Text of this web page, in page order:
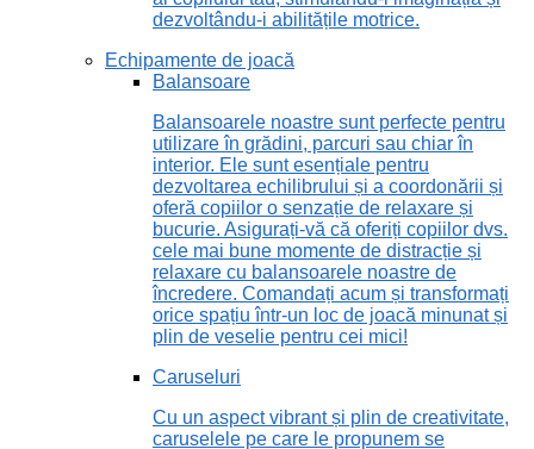
dezvoltându-i abilitățile motrice.
Echipamente de joacă
Balansoare
Balansoarele noastre sunt perfecte pentru
utilizare în grădini, parcuri sau chiar în
interior. Ele sunt esențiale pentru
dezvoltarea echilibrului și a coordonării și
oferă copiilor o senzație de relaxare și
bucurie. Asigurați-vă că oferiți copiilor dvs.
cele mai bune momente de distracție și
relaxare cu balansoarele noastre de
încredere. Comandați acum și transformați
orice spațiu într-un loc de joacă minunat și
plin de veselie pentru cei mici!
Caruseluri
Cu un aspect vibrant și plin de creativitate,
caruselele pe care le propunem se